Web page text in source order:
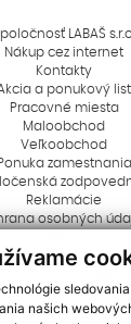
našich
LABAŠ s.r.o.
Nákup cez internet
Kontakty
a ponukový list
Pracovné miesta
Maloobchod
Veľkoobchod
zamestnania
Reklamácie
osobných
Rady a tipy
Aktuality
Logá na stiahnutie